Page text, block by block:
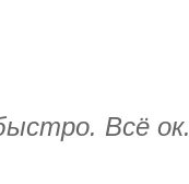
Всё ок.